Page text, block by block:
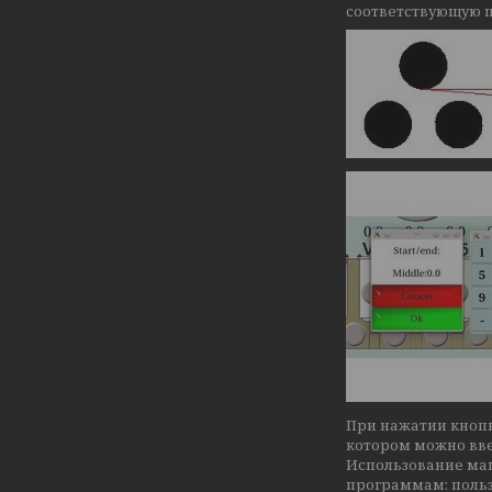
соответствующую
При нажатии
котором можно
Использование
программам: